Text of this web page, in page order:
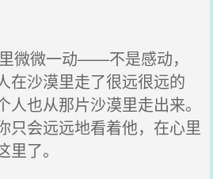
微微一动——不是感动，
在沙漠里走了很远很远的
也从那片沙漠里走出来。
只会远远地看着他，在心里
了。